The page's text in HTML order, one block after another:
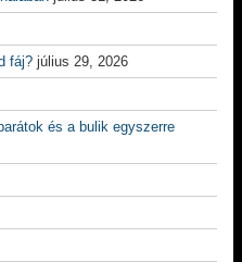
fáj? július 29, 2026
és a bulik egyszerre